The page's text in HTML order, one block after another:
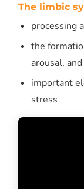
The limbic
processing
the
arousal,
important
stress